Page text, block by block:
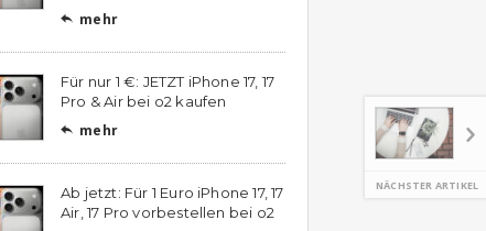
NÄCHSTER ARTIKEL
 mehr
Für nur 1 €: JETZT iPhone 17, 17
Pro & Air bei o2 kaufen
 mehr
Ab jetzt: Für 1 Euro iPhone 17, 17
Air, 17 Pro vorbestellen bei o2